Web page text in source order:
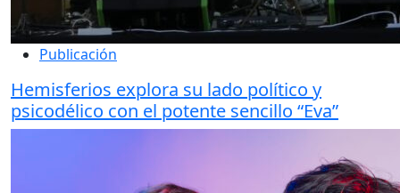
Publicación
Hemisferios explora su lado político y
psicodélico con el potente sencillo “Eva”